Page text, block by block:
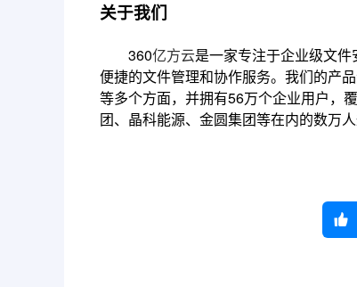
关于我们
360亿方云是一家专注于企业级文件
便捷的文件管理和协作服务。我们的产
等多个方面，并拥有56万个企业用户，
团、晶科能源、金圆集团等在内的数万